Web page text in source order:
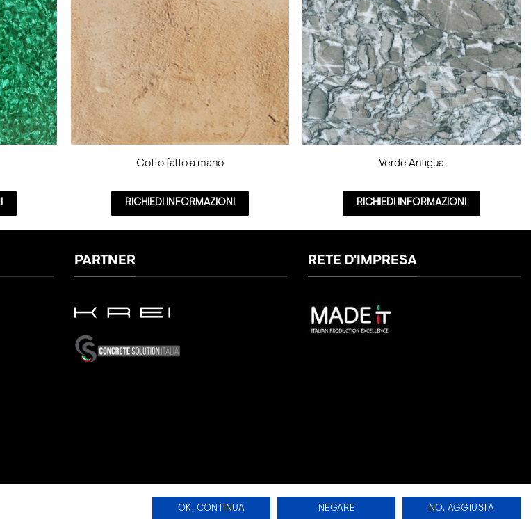
Cotto fatto a mano
RICHIEDI INFORMAZIONI
Verde Antigua
RICHIEDI INFORMAZIONI
PARTNER RETE D'IMPRESA
OK, CONTINUA NEGARE NO, AGGIUSTA